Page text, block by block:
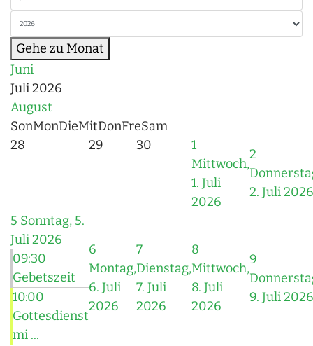
Gehe zu Monat
Juni
Juli 2026
August
SonMonDieMitDonFreSam
28
29 30
1
Mittwoch,
1. Juli
2026
2
2. Juli 2026
5 Sonntag, 5.
Juli 2026
09:30
Gebetszeit
10:00
Gottesdienst
mi ...
6
Montag,
6. Juli
2026
7
Dienstag,
7. Juli
2026
8
Mittwoch,
8. Juli
2026
9
9. Juli 2026